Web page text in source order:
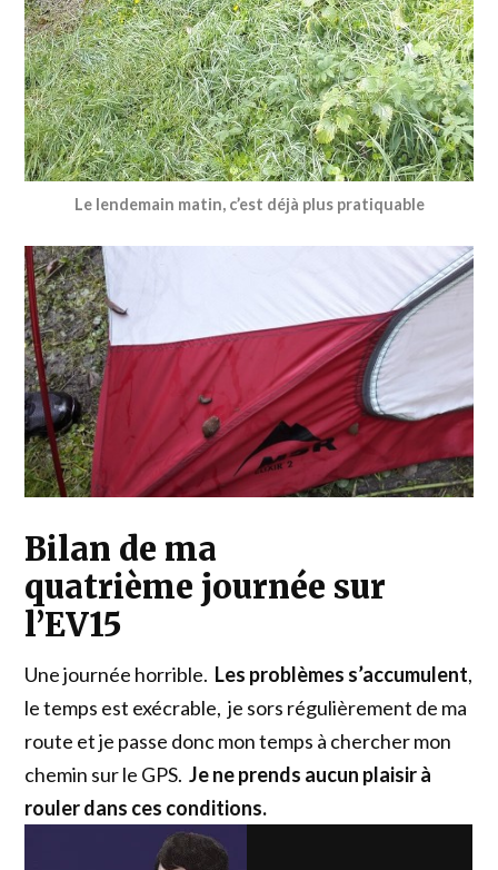
Le lendemain matin, c’est déjà plus pratiquable
Bilan de ma
quatrième journée sur
l’EV15
Une journée horrible. Les problèmes s’accumulent,
le temps est exécrable, je sors régulièrement de ma
route et je passe donc mon temps à chercher mon
chemin sur le GPS.Je ne prends aucun plaisir à
rouler dans ces conditions.